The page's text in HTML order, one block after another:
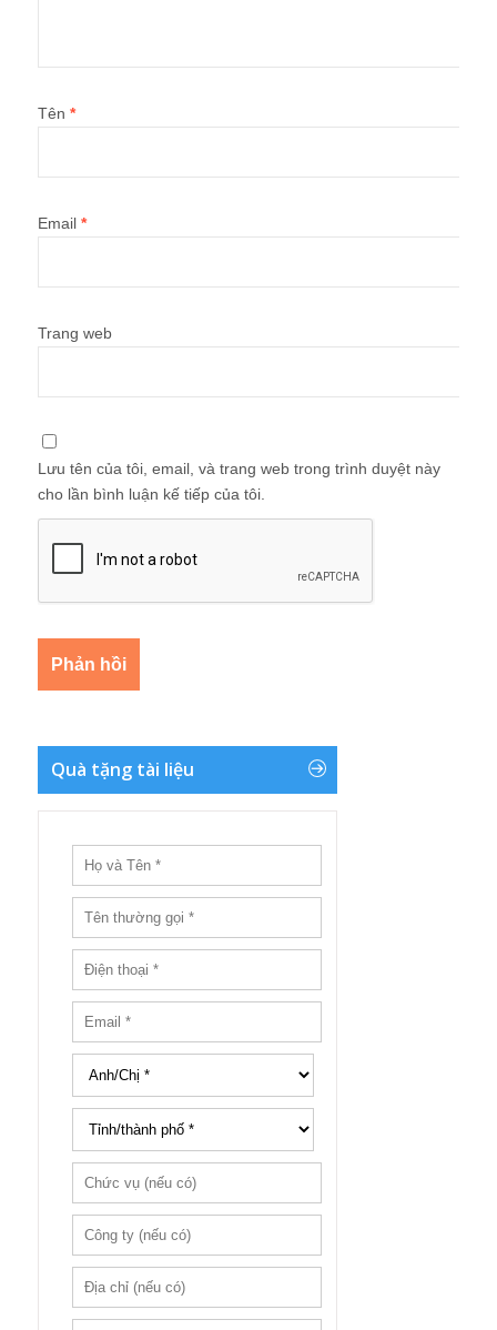
Tên *
Email *
Trang web
Lưu tên của tôi, email, và trang web trong trình duyệt này
cho lần bình luận kế tiếp của tôi.
Quà tặng tài liệu